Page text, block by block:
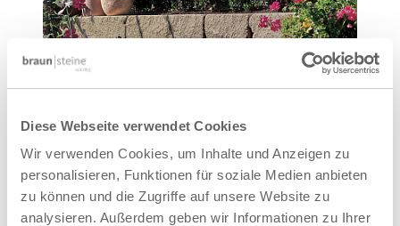
Diese Webseite verwendet Cookies
Wir verwenden Cookies, um Inhalte und Anzeigen zu
personalisieren, Funktionen für soziale Medien anbieten
zu können und die Zugriffe auf unsere Website zu
analysieren. Außerdem geben wir Informationen zu Ihrer